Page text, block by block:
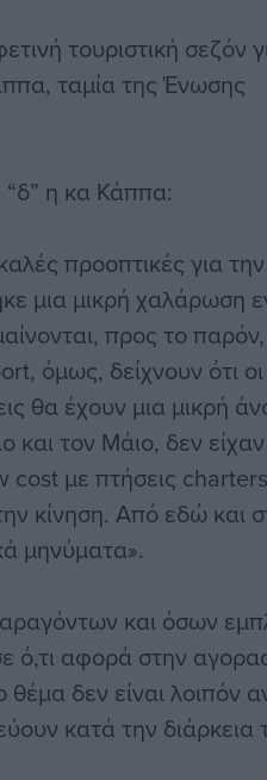
τουριστική σεζόν
ταμία της Ένωσης
η κα Κάππα:
προοπτικές για την
μια μικρή χαλάρωση
προς το
όμως, δείχνουν ότι οι
θα έχουν μια μικρή
και τον Μάιο, δεν είχαν
cost με πτήσεις
κίνηση. Από εδώ και
μηνύματα».
και όσων
ό,τι αφορά στην
δεν είναι λοιπόν
κατά την διάρκεια